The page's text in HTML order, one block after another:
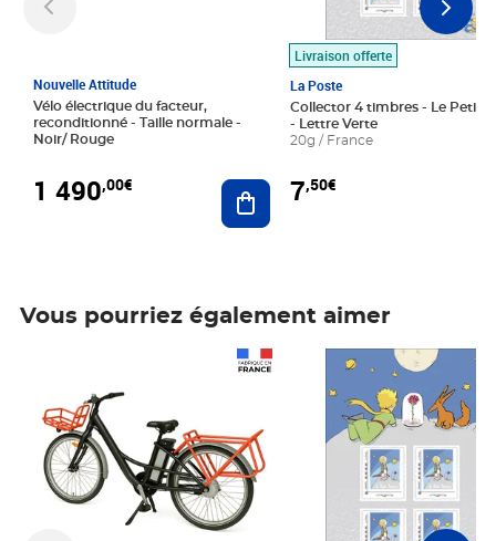
Nouvelle Attitude
Vélo électrique du facteur,
reconditionné - Taille normale -
Noir/ Rouge
1 490,00€ Ajouter au panier
Livraison offerte
La Poste
Collector 4 timbres - Le Petit
- Lettre Verte
20g / France
7,50€
Vous pourriez également aimer
Prix 7,50€